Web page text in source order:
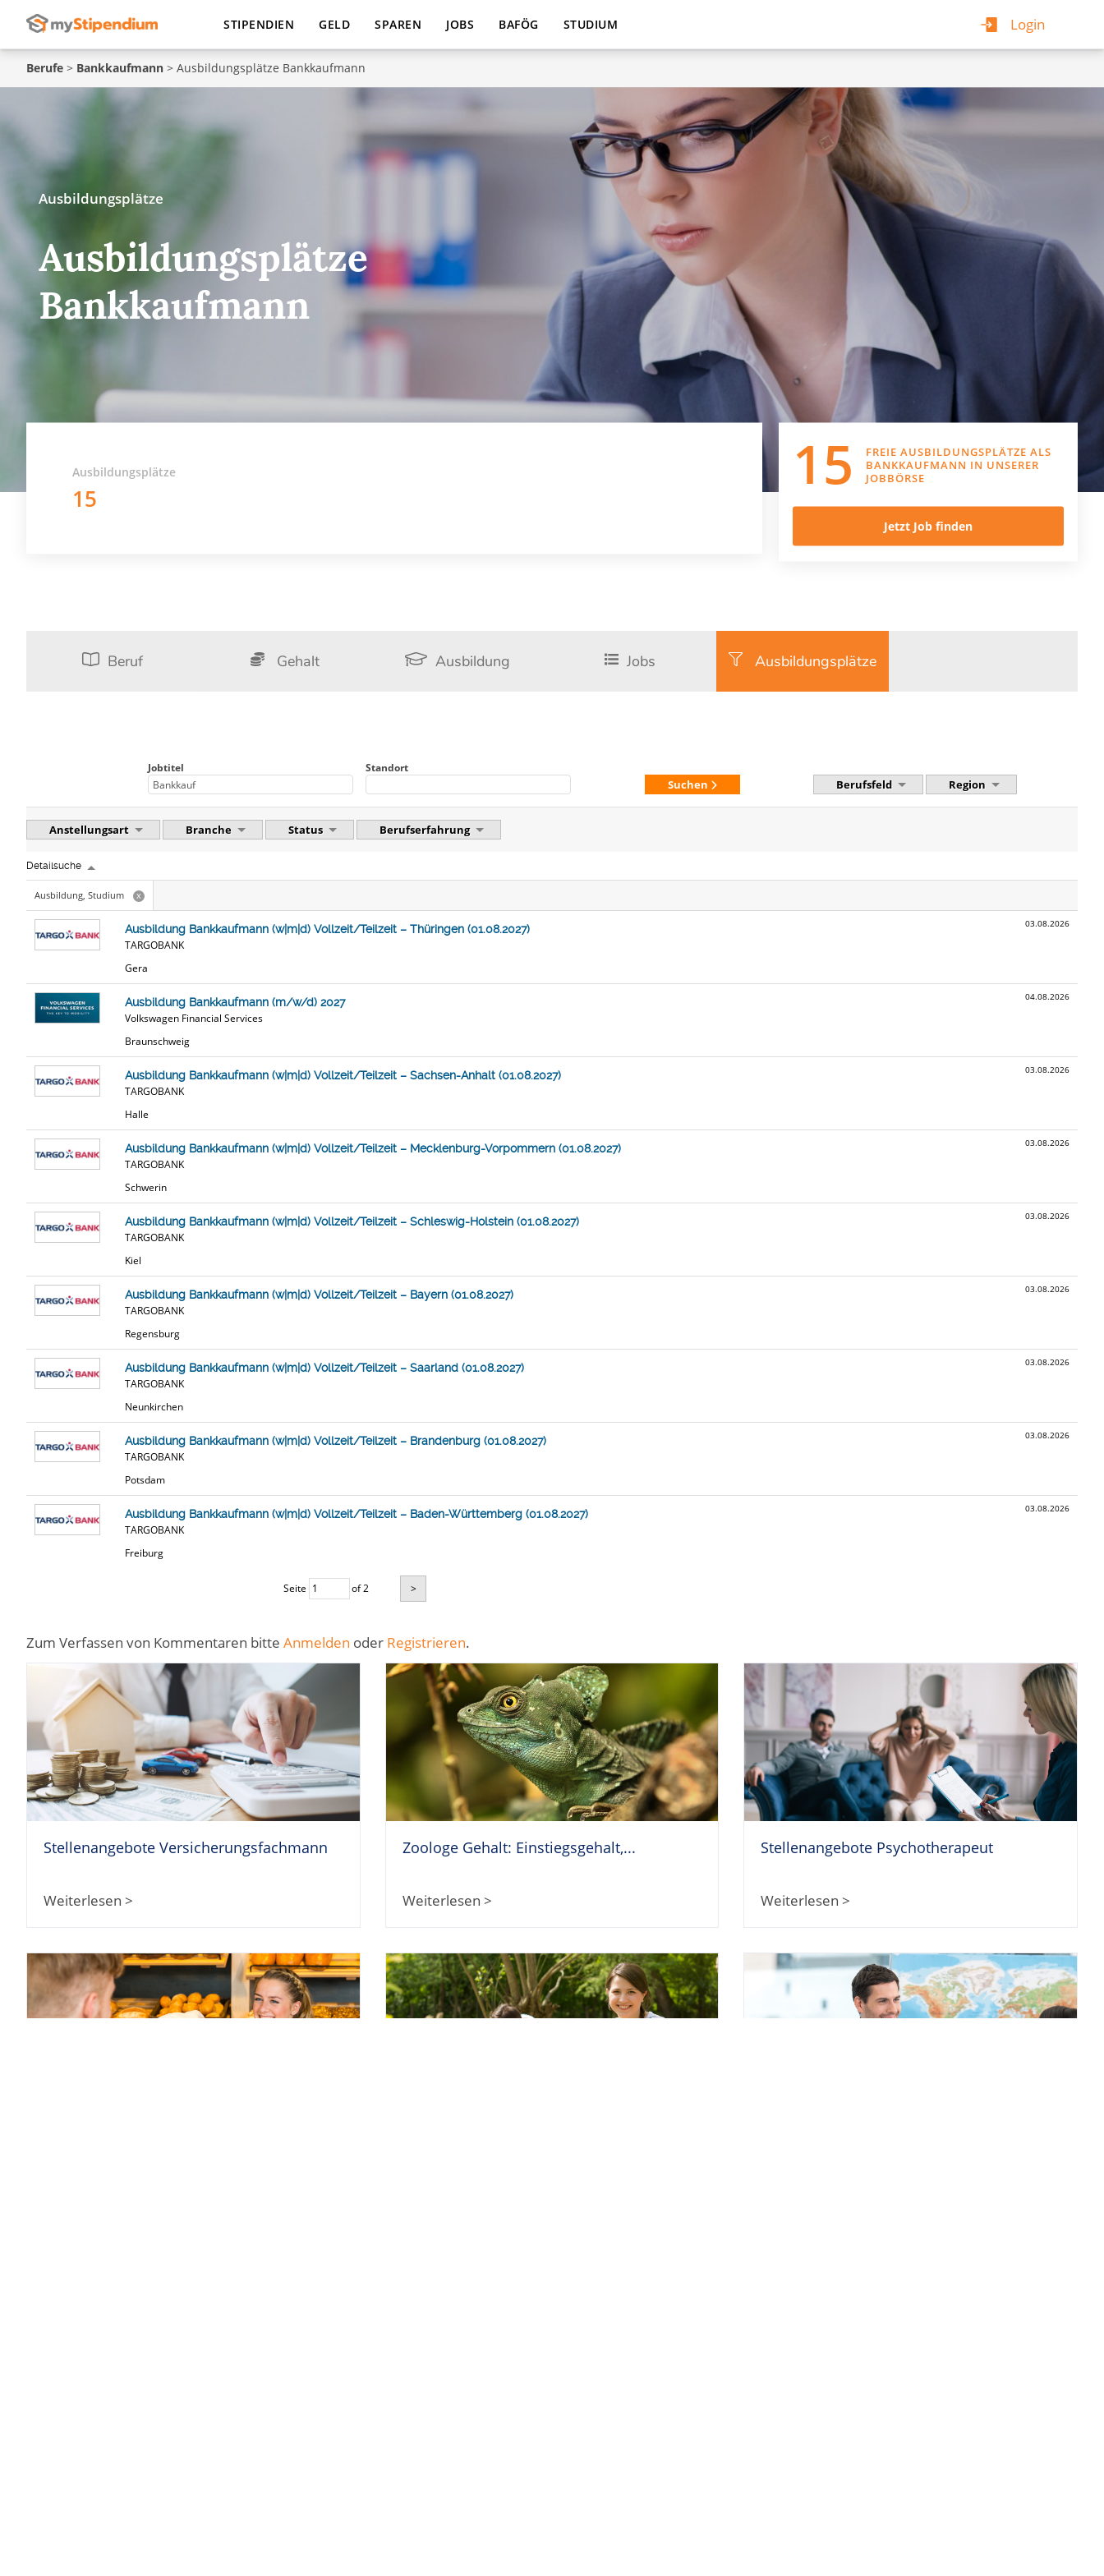
Login
STIPENDIEN GELD SPAREN JOBS BAFÖG STUDIUM
Berufe > Bankkaufmann > Ausbildungsplätze Bankkaufmann
Ausbildungsplätze
Ausbildungsplätze
Bankkaufmann
Ausbildungsplätze
15 15
FREIE AUSBILDUNGSPLÄTZE ALS
BANKKAUFMANN IN UNSERER
JOBBÖRSE
Jetzt Job finden
Beruf Gehalt Ausbildung Jobs Ausbildungsplätze
Jobtitel Standort
Suchen Berufsfeld Region
Anstellungsart Branche Status Berufserfahrung
Detailsuche
Ausbildung, Studium x
03.08.2026
Ausbildung Bankkaufmann (w|m|d) Vollzeit/Teilzeit – Thüringen (01.08.2027)
TARGOBANK
Gera
04.08.2026
Ausbildung Bankkaufmann (m/w/d) 2027
Volkswagen Financial Services
Braunschweig
03.08.2026
Ausbildung Bankkaufmann (w|m|d) Vollzeit/Teilzeit – Sachsen-Anhalt (01.08.2027)
TARGOBANK
Halle
03.08.2026
Ausbildung Bankkaufmann (w|m|d) Vollzeit/Teilzeit – Mecklenburg-Vorpommern (01.08.2027)
TARGOBANK
Schwerin
03.08.2026
Ausbildung Bankkaufmann (w|m|d) Vollzeit/Teilzeit – Schleswig-Holstein (01.08.2027)
TARGOBANK
Kiel
03.08.2026
Ausbildung Bankkaufmann (w|m|d) Vollzeit/Teilzeit – Bayern (01.08.2027)
TARGOBANK
Regensburg
03.08.2026
Ausbildung Bankkaufmann (w|m|d) Vollzeit/Teilzeit – Saarland (01.08.2027)
TARGOBANK
Neunkirchen
03.08.2026
Ausbildung Bankkaufmann (w|m|d) Vollzeit/Teilzeit – Brandenburg (01.08.2027)
TARGOBANK
Potsdam
03.08.2026
Ausbildung Bankkaufmann (w|m|d) Vollzeit/Teilzeit – Baden-Württemberg (01.08.2027)
TARGOBANK
Freiburg
Seite of 2 >
Zum Verfassen von Kommentaren bitte Anmelden oder Registrieren.
Stellenangebote Versicherungsfachmann
Weiterlesen >
Zoologe Gehalt: Einstiegsgehalt,...
Weiterlesen >
Stellenangebote Psychotherapeut
Weiterlesen >